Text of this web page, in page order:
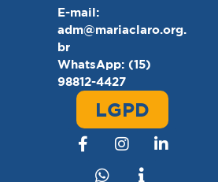
E-mail:
adm@mariaclaro.org.
br
WhatsApp: (15)
98812-4427
LGPD